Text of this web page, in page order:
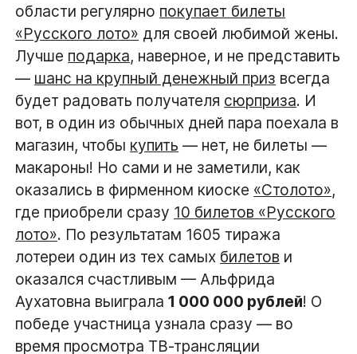
области регулярно покупает билеты
«Русского лото» для своей любимой жены.
Лучше подарка, наверное, и не представить
— шанс на крупный денежный приз всегда
будет радовать получателя сюрприза. И
вот, в один из обычных дней пара поехала в
магазин, чтобы купить — нет, не билеты —
макароны! Но сами и не заметили, как
оказались в фирменном киоске «Столото»,
где приобрели сразу 10 билетов «Русского
лото». По результатам 1605 тиража
лотереи один из тех самых билетов и
оказался счастливым — Альфрида
Аухатовна выиграла1 000 000 рублей! О
победе участница узнала сразу — во
время просмотра ТВ-трансляции